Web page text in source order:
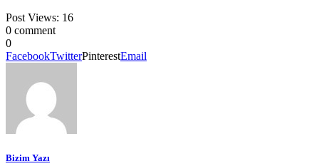
Post Views: 16
0 comment
0
FacebookTwitterPinterestEmail
Bizim Yazı